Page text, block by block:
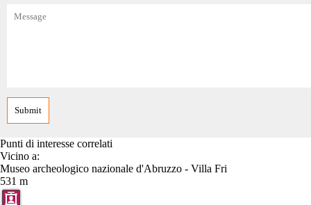
Punti di interesse correlati
Vicino a:
Museo archeologico nazionale d'Abruzzo - Villa Fri
531 m